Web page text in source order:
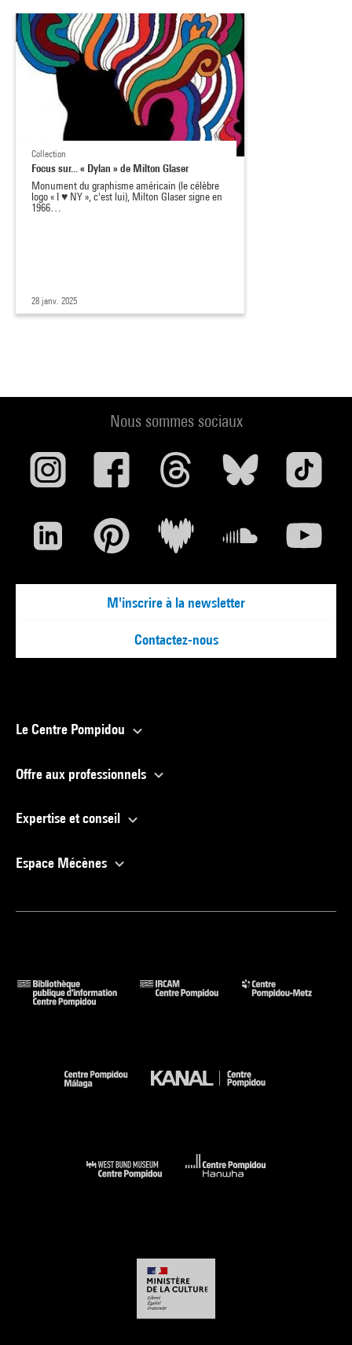
Collection
Focus sur... « Dylan » de Milton Glaser
Monument du graphisme américain (le célèbre
logo « I ♥ NY », c'est lui), Milton Glaser signe en
1966…
28 janv. 2025
Nous sommes sociaux
M'inscrire à la newsletter
Contactez-nous
Le Centre Pompidou
Offre aux professionnels
Expertise et conseil
Espace Mécènes